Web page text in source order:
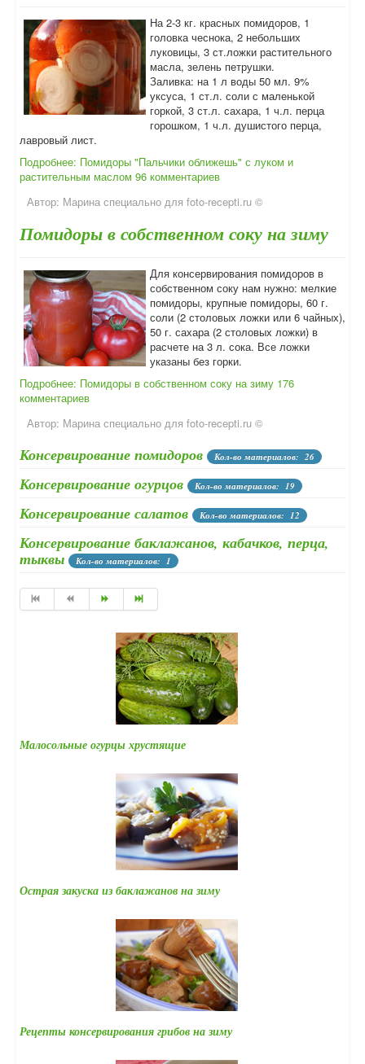
На 2-3 кг. красных помидоров, 1
головка чеснока, 2 небольших
луковицы, 3 ст.ложки растительного
масла, зелень петрушки.
Заливка: на 1 л воды 50 мл. 9%
уксуса, 1 ст.л. соли с маленькой
горкой, 3 ст.л. сахара, 1 ч.л. перца
горошком, 1 ч.л. душистого перца,
лавровый лист.
Подробнее: Помидоры "Пальчики оближешь" с луком и
растительным маслом 96 комментариев
Автор: Марина специально для foto-recepti.ru ©
Помидоры в собственном соку на зиму
Для консервирования помидоров в
собственном соку нам нужно: мелкие
помидоры, крупные помидоры, 60 г.
соли (2 столовых ложки или 6 чайных),
50 г. сахара (2 столовых ложки) в
расчете на 3 л. сока. Все ложки
указаны без горки.
Подробнее: Помидоры в собственном соку на зиму 176
комментариев
Автор: Марина специально для foto-recepti.ru ©
Консервирование помидоров Кол-во материалов: 26
Консервирование огурцов Кол-во материалов: 19
Консервирование салатов Кол-во материалов: 12
Консервирование баклажанов, кабачков, перца,
тыквы
Кол-во материалов: 1
Малосольные огурцы хрустящие
Острая закуска из баклажанов на зиму
Рецепты консервирования грибов на зиму